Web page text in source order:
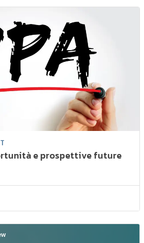
e prospettive future